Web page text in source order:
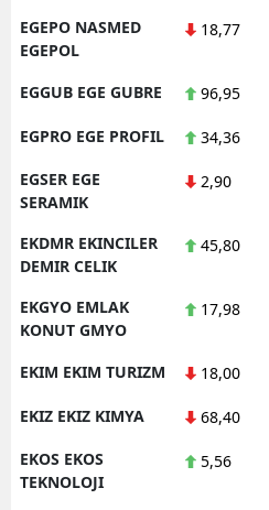
EGEPO NASMED
EGEPOL
18,77
EGGUB EGE GUBRE 96,95
EGPRO EGE PROFIL 34,36
EGSER EGE
SERAMIK
2,90
EKDMR EKINCILER
DEMIR CELIK
45,80
EKGYO EMLAK
KONUT GMYO
17,98
EKIM EKIM TURIZM 18,00
EKIZ EKIZ KIMYA 68,40
EKOS EKOS
TEKNOLOJI
5,56